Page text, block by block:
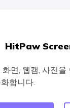
HitPaw
화면, 웹캠, 사진
합니다.